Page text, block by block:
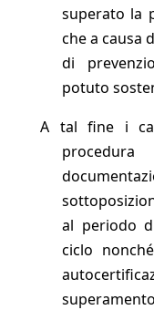
superato la
che a causa
di
potuto
A tal fine i
al periodo
ciclo